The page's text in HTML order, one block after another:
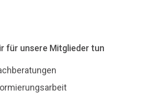
für unsere Mitglieder tun